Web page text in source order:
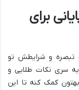
برای
تبصره و شرایطش تو
سری نکات طلایی و
کمک کنه تا این